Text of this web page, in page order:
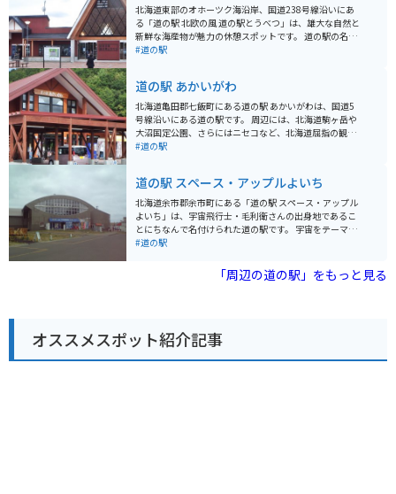
北海道東部のオホーツク海沿岸、国道238号線沿いにあ
る「道の駅 北欧の風 道の駅とうべつ」は、雄大な自然と
新鮮な海産物が魅力の休憩スポットです。 道の駅の名前
にもなっている「北欧の風」をイメージした三角屋根の
ります。 特に、オホーツク海で獲れた新鮮なホタテやカ
ニは絶品で、お土産にもおすすめです。また、レストラ
ンでは、地元産の食材をふんだんに使った料理を楽しむ
ことができます。 バイクで訪れる際は、オホーツク海の
海岸線を走る爽快なルートがおすすめです。道の駅に
沸湖など、自然豊かな観光スポットも多く、ツーリング
の拠点としてもおすすめです。
#道の駅
道の駅 あかいがわ
北海道亀田郡七飯町にある道の駅 あかいがわは、国道5
号線沿いにある道の駅です。 周辺には、北海道駒ヶ岳や
大沼国定公園、さらにはニセコなど、北海道屈指の観光
スポットへのアクセスも良好です。 道の駅には、地元の
楽しむことができます。 バイクで訪れる場合、駐車場も
広く休憩場所としても最適です。 周辺の観光道路も走り
やすく、ツーリングにもおすすめです。 北海道の雄大な
自然を感じながら、地元の美味しいものを楽しめる道の
駅 あかいがわは、観光の拠点としても、ドライブ中の休
#道の駅
道の駅 スペース・アップルよいち
北海道余市郡余市町にある「道の駅 スペース・アップル
よいち」は、宇宙飛行士・毛利衛さんの出身地であるこ
とにちなんで名付けられた道の駅です。 宇宙をテーマに
した展示や宇宙食の販売コーナーなどがあり、子供から
シミュレーターは、実際に宇宙空間を疑似体験できる人
気のアトラクションです。 また、地元余市産の新鮮な農
ヰスキー余市蒸溜所など、観光スポットも点在している
ので、合わせて訪れるのもおすすめです。
#道の駅
「周辺の道の駅」をもっと見る
オススメスポット紹介記事